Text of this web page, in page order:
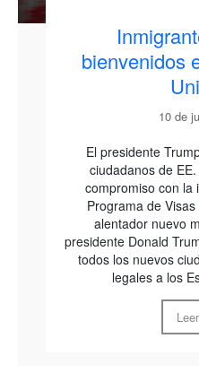
bienvenidos
10 de
El presidente
ciudadanos de
compromiso con la
Programa de
alentador nuevo
presidente Donald
todos los nuevos
legales a los